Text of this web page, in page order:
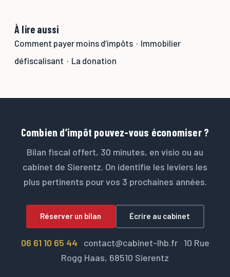
À lire aussi
Comment payer moins d’impôts · Immobilier
défiscalisant · La donation
Combien d’impôt pouvez-vous économiser ?
Bilan fiscal offert, 30 minutes, en visio ou au
cabinet de Sierentz. On identifie les leviers les
plus pertinents pour vos 3 prochaines années.
Réserver un bilan Écrire au cabinet
06 61 10 65 44 contact@cabinet-lhb.fr 10 Rue
Rogg Haas, 68510 Sierentz